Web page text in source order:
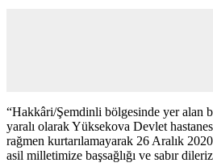
“Hakkâri/Şemdinli bölgesinde yer alan
yaralı olarak Yüksekova Devlet
rağmen kurtarılamayarak 26 Aralık
asil milletimize başsağlığı ve sabır